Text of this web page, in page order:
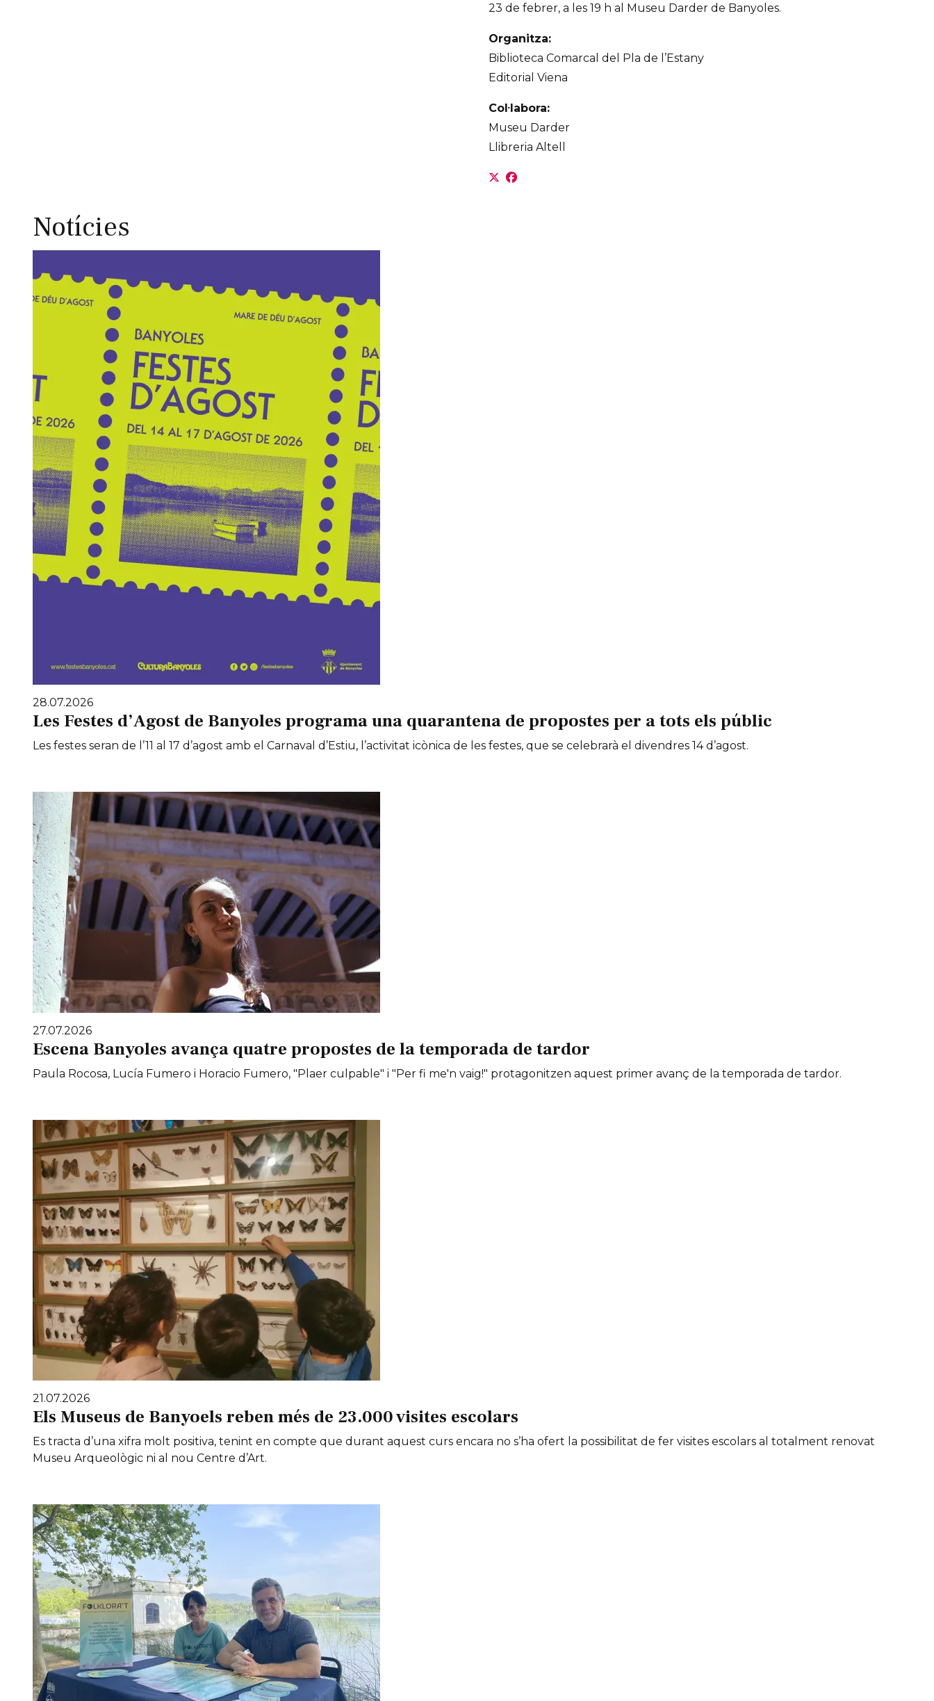
23 de febrer, a les 19 h al Museu Darder de Banyoles.
Organitza:
Biblioteca Comarcal del Pla de l’Estany
Editorial Viena
Col·labora:
Museu Darder
Llibreria Altell
Notícies
28.07.2026
Les Festes d’Agost de Banyoles programa una quarantena de propostes per a tots els públic
Les festes seran de l’11 al 17 d’agost amb el Carnaval d’Estiu, l’activitat icònica de les festes, que se celebrarà el divendres 14 d’agost.
27.07.2026
Escena Banyoles avança quatre propostes de la temporada de tardor
Paula Rocosa, Lucía Fumero i Horacio Fumero, "Plaer culpable" i "Per fi me'n vaig!" protagonitzen aquest primer avanç de la temporada de tardor.
21.07.2026
Els Museus de Banyoels reben més de 23.000 visites escolars
Es tracta d’una xifra molt positiva, tenint en compte que durant aquest curs encara no s’ha ofert la possibilitat de fer visites escolars al totalment renovat
Museu Arqueològic ni al nou Centre d’Art.